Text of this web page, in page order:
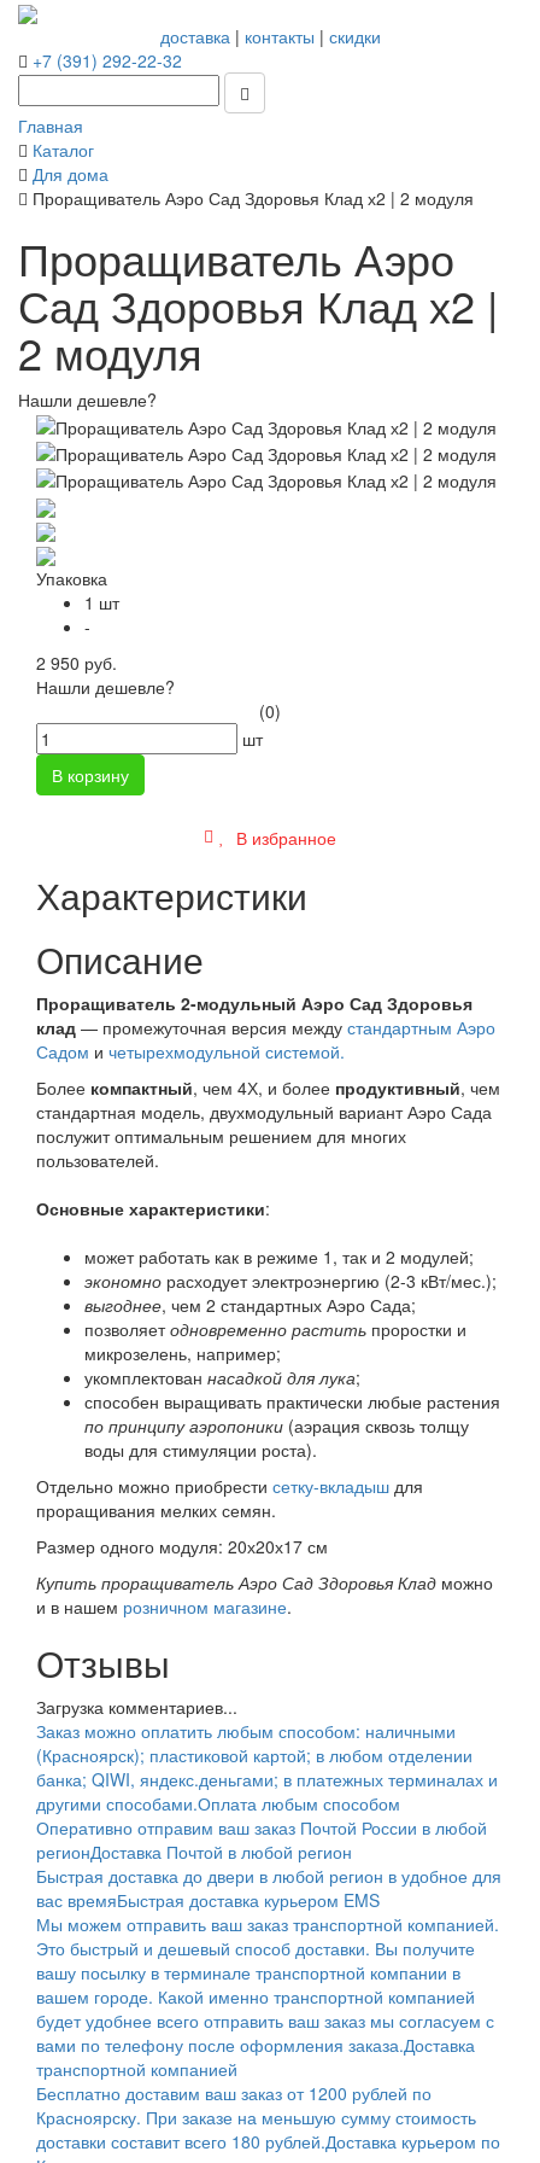
доставка| контакты | скидки
+7 (391) 292-22-32
Главная
Каталог
Для дома
Проращиватель Аэро Сад Здоровья Клад х2 | 2 модуля
Проращиватель Аэро
Сад Здоровья Клад х2 |
2 модуля
Нашли дешевле?
Упаковка
1 шт
-
2 950 руб.
Нашли дешевле?
(0)
шт
В корзину
В избранное
Характеристики
Описание
Проращиватель 2-модульный Аэро Сад Здоровья
клад — промежуточная версия между стандартным Аэро
Садом и четырехмодульной системой.
Более компактный, чем 4Х, и более продуктивный, чем
стандартная модель, двухмодульный вариант Аэро Сада
послужит оптимальным решением для многих
пользователей.
Основные характеристики:
может работать как в режиме 1, так и 2 модулей;
экономно расходует электроэнергию (2-3 кВт/мес.);
выгоднее, чем 2 стандартных Аэро Сада;
позволяетодновременно растить проростки и
микрозелень, например;
укомплектован насадкой для лука;
способен выращивать практически любые растения
по принципу аэропоники (аэрация сквозь толщу
воды для стимуляции роста).
Отдельно можно приобрести сетку-вкладыш для
проращивания мелких семян.
Размер одного модуля: 20х20х17 см
Купить проращиватель Аэро Сад Здоровья Клад можно
и в нашем розничном магазине.
Отзывы
Загрузка комментариев...
Заказ можно оплатить любым способом: наличными
(Красноярск); пластиковой картой; в любом отделении
банка; QIWI, яндекс.деньгами; в платежных терминалах и
другими способами.Оплата любым способом
Оперативно отправим ваш заказ Почтой России в любой
регионДоставка Почтой в любой регион
Быстрая доставка до двери в любой регион в удобное для
вас времяБыстрая доставка курьером EMS
Мы можем отправить ваш заказ транспортной компанией.
Это быстрый и дешевый способ доставки. Вы получите
вашу посылку в терминале транспортной компании в
вашем городе. Какой именно транспортной компанией
будет удобнее всего отправить ваш заказ мы согласуем с
вами по телефону после оформления заказа.Доставка
транспортной компанией
Бесплатно доставим ваш заказ от 1200 рублей по
Красноярску. При заказе на меньшую сумму стоимость
доставки составит всего 180 рублей.Доставка курьером по